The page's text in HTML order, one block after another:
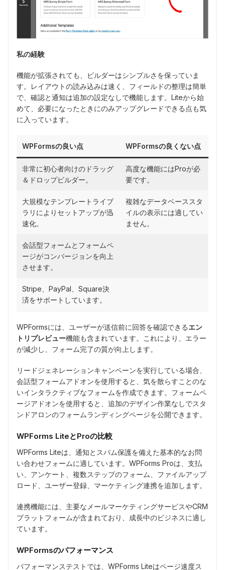
私の経験
機能が拡張されても、ビルダーはシンプルさを保っていま
す。レイアウトの読み込みは速く、フィールドの整理は簡単
で、確認と通知は追加の設定なしで機能します。Liteから始
めて、必要になったときにのみアップグレードできる点も気
に入っています。
WPFormsの良い点 WPFormsの良くない点
非常に初心者向けのドラッグ
＆ドロップビルダー。
高度な機能にはProが必
要です。
大規模なテンプレートライブ
ラリによりセットアップが迅
速化。
複雑なデータベーススタ
イルの表示には適してい
ません。
会話型フォームとフォームペ
ージがコンバージョンを向上
させます。
Stripe、PayPal、Square決
済をサポートしています。
WPFormsには、ユーザーが送信前に回答を確認できるエン
トリプレビュー機能も含まれています。これにより、エラー
が減少し、フォーム完了の質が向上します。
リードジェネレーションキャンペーンを実行している場合、
会話型フォームアドオンを使用すると、気を散らすことのな
いインタラクティブなフォームを作成できます。フォームペ
ージアドオンを使用すると、追加のデザイン作業なしでスタ
ンドアロンのフォームランディングページを公開できます。
WPForms LiteとProの比較
WPForms Liteは、通知とスパム保護を備えた基本的なお問
い合わせフォームに適しています。WPForms Proは、支払
い、アンケート、複数ステップのフォーム、ファイルアップ
ロード、ユーザー登録、マーケティング連携を追加します。
連携機能には、主要なメールマーケティングサービスやCRM
プラットフォームが含まれており、成長中のビジネスに適し
ています。
WPFormsのパフォーマンス
パフォーマンステストでは、WPForms Liteはページ速度ス